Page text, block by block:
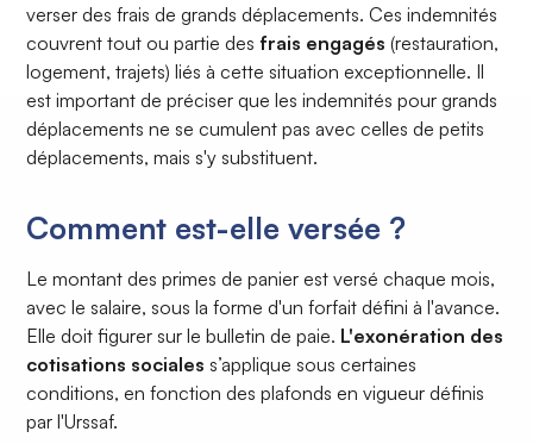
verser des frais de grands déplacements. Ces indemnités
couvrent tout ou partie desfrais engagés (restauration,
logement, trajets) liés à cette situation exceptionnelle. Il
est important de préciser que les indemnités pour grands
déplacements ne se cumulent pas avec celles de petits
déplacements, mais s'y substituent.
Comment est-elle versée ?
Le montant des primes de panier est versé chaque mois,
avec le salaire, sous la forme d'un forfait défini à l'avance.
Elle doit figurer sur le bulletin de paie. L'exonération des
cotisations sociales s’applique sous certaines
conditions, en fonction des plafonds en vigueur définis
par l'Urssaf.